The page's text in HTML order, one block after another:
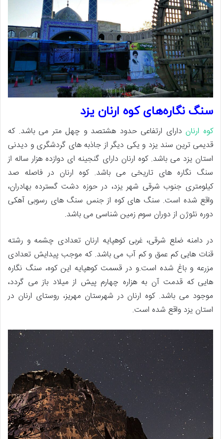
سنگ نگاره‌های کوه ارنان یزد
کوه ارنان دارای ارتفاعی حدود هشتصد و چهل متر می باشد. که
قدیمی ترین سند یزد و یکی دیگر از جاذبه های گردشگری و دیدنی
استان یزد می باشد. کوه ارنان دارای گنجینه ای دوازده هزار ساله از
سنگ نگاره های تاریخی می باشد. کوه ارنان در فاصله صد
کیلومتری جنوب شرقی شهر یزد، در حوزه دشت گسترده بهادران،
واقع شده است. سنگ های کوه از جنس سنگ های رسوبی آهکی
دوره نئوژن از دوران سوم زمین شناسی می باشد.
در دامنه ضلع شرقی، غربی کوهپایه ارنان تعدادی چشمه و رشته
قنات هایی کم عمق و کم آب می باشد. که موجب پیدایش تعدادی
مزرعه و باغ شده است.و در قسمت کوهپایه این کوه، سنگ نگاره
هایی که قدمت آن به هزاره چهارم پیش از میلاد باز می گردد،
موجود می باشد. کوه ارنان در شهرستان مهریز، روستای ارنان در
استان یزد واقع شده است.